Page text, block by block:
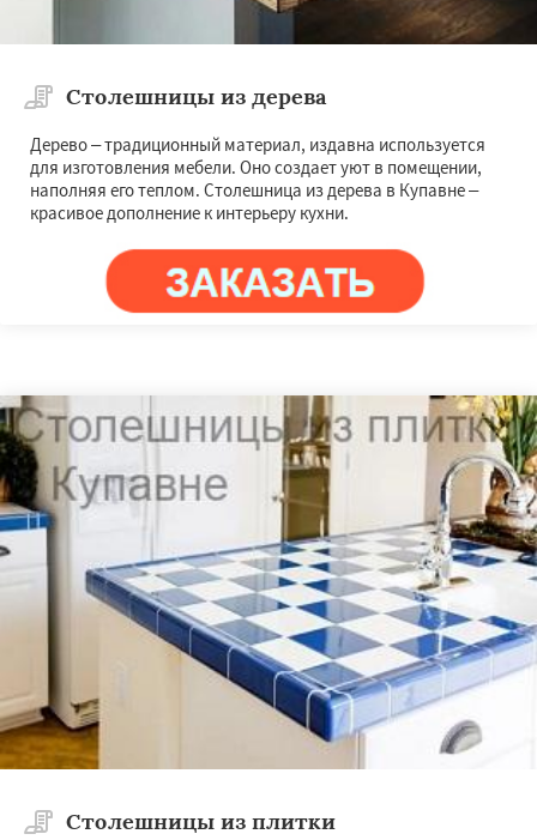
Столешницы из дерева
Дерево – традиционный материал, издавна используется
для изготовления мебели. Оно создает уют в помещении,
наполняя его теплом. Столешница из дерева в Купавне –
красивое дополнение к интерьеру кухни.
Столешницы из плитки